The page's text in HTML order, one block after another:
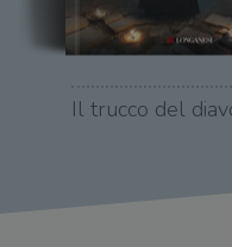
Il trucco del